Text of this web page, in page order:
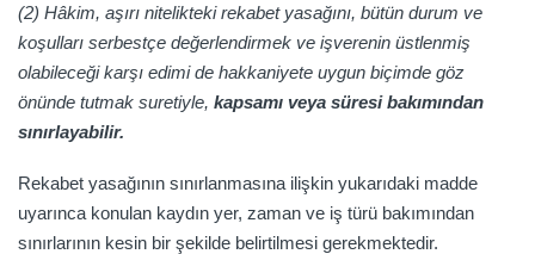
(2) Hâkim, aşırı nitelikteki rekabet yasağını, bütün durum ve
koşulları serbestçe değerlendirmek ve işverenin üstlenmiş
olabileceği karşı edimi de hakkaniyete uygun biçimde göz
önünde tutmak suretiyle, kapsamı veya süresi bakımından
sınırlayabilir.
Rekabet yasağının sınırlanmasına ilişkin yukarıdaki madde
uyarınca konulan kaydın yer, zaman ve iş türü bakımından
sınırlarının kesin bir şekilde belirtilmesi gerekmektedir.